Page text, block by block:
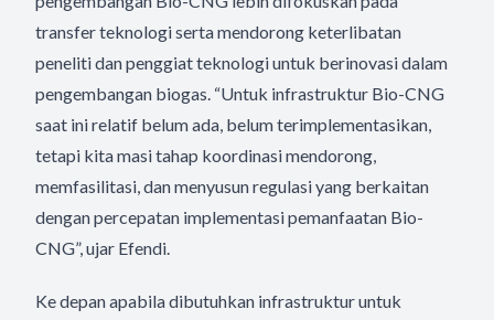
transfer teknologi serta mendorong keterlibatan
peneliti dan penggiat teknologi untuk berinovasi dalam
pengembangan biogas. “Untuk infrastruktur Bio-CNG
saat ini relatif belum ada, belum terimplementasikan,
tetapi kita masi tahap koordinasi mendorong,
memfasilitasi, dan menyusun regulasi yang berkaitan
dengan percepatan implementasi pemanfaatan Bio-
CNG”, ujar Efendi.
Ke depan apabila dibutuhkan infrastruktur untuk